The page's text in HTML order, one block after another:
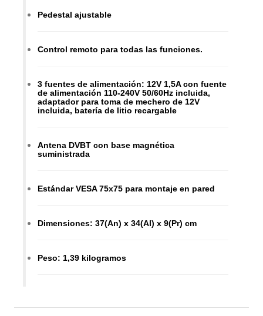
Pedestal ajustable
Control remoto para todas las funciones.
3 fuentes de alimentación: 12V 1,5A con fuente
de alimentación 110-240V 50/60Hz incluida,
adaptador para toma de mechero de 12V
incluida, batería de litio recargable
Antena DVBT con base magnética
suministrada
Estándar VESA 75x75 para montaje en pared
Dimensiones: 37(An) x 34(Al) x 9(Pr) cm
Peso: 1,39 kilogramos